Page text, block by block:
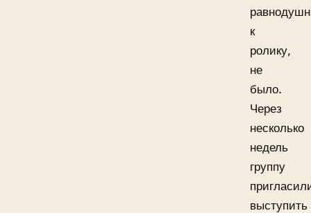
к
ролику,
не
было.
Через
несколько
недель
группу
выступить